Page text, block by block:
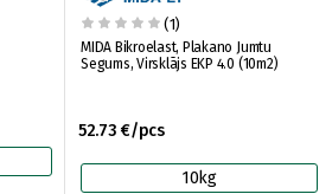
(1)
MIDA Bikroelast, Plakano Jumtu
Segums, Virsklājs EKP 4.0 (10m2)
52.73 €/pcs
10kg